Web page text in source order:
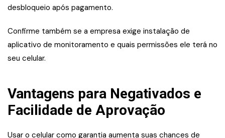
desbloqueio após pagamento.
Confirme também se a empresa exige instalação de
aplicativo de monitoramento e quais permissões ele terá no
seu celular.
Vantagens para Negativados e
Facilidade de Aprovação
Usar o celular como garantia aumenta suas chances de